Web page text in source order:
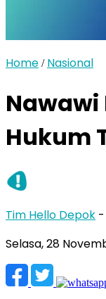
Home / Nasional
Nawawi
Hukum
Tim Hello Depok -
Selasa, 28